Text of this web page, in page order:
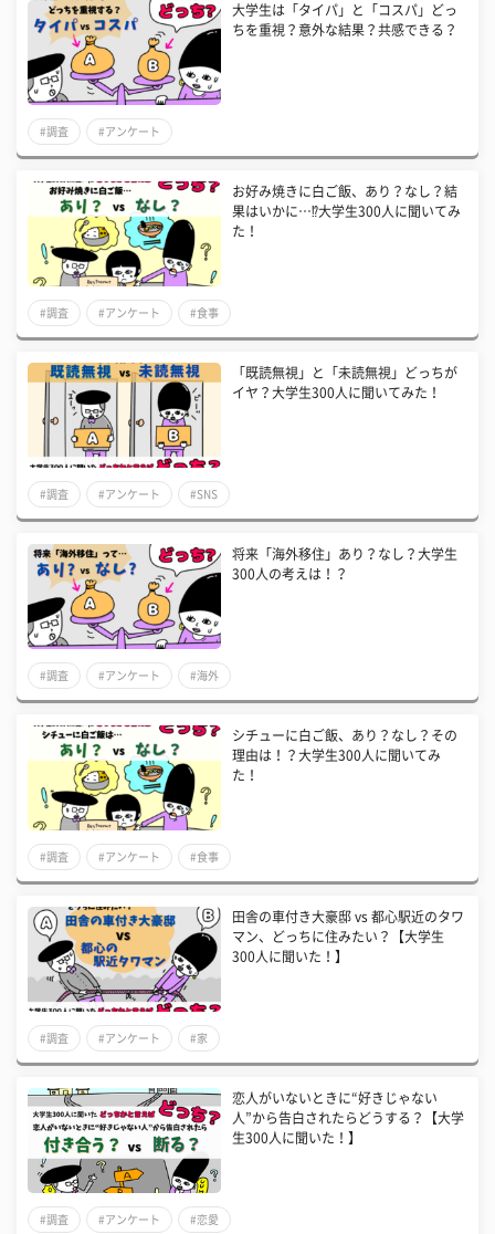
大学生は「タイパ」と「コスパ」どっ
ちを重視？意外な結果？共感できる？
#調査 #アンケート
お好み焼きに白ご飯、あり？なし？結
果はいかに…⁉大学生300人に聞いてみ
た！
#調査 #アンケート #食事
「既読無視」と「未読無視」どっちが
イヤ？大学生300人に聞いてみた！
#調査 #アンケート #SNS
将来「海外移住」あり？なし？大学生
300人の考えは！？
#調査 #アンケート #海外
シチューに白ご飯、あり？なし？その
理由は！？大学生300人に聞いてみ
た！
#調査 #アンケート #食事
田舎の車付き大豪邸 vs 都心駅近のタワ
マン、どっちに住みたい？【大学生
300人に聞いた！】
#調査 #アンケート #家
恋人がいないときに“好きじゃない
人”から告白されたらどうする？【大学
生300人に聞いた！】
#調査 #アンケート #恋愛